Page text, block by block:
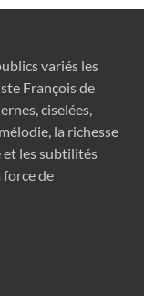
variés les
François de
ciselées,
la richesse
et les subtilités
force de